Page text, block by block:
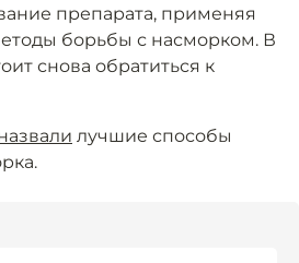
препарата, применяя
борьбы с насморком. В
снова обратиться к
лучшие способы